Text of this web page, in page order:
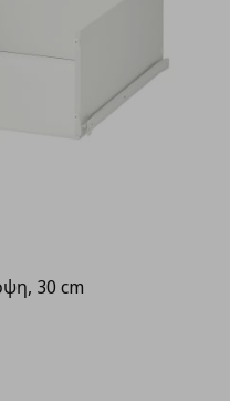
30 cm